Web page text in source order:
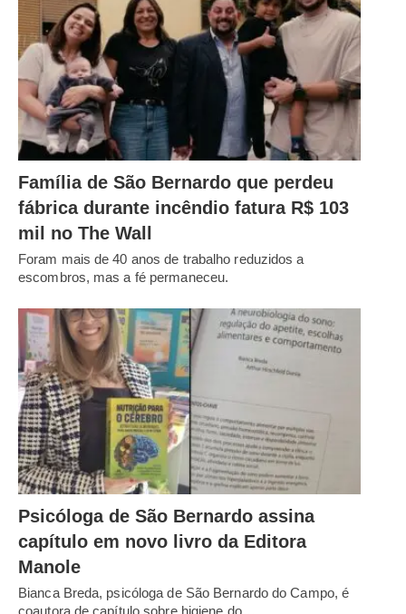
Família de São Bernardo que perdeu
fábrica durante incêndio fatura R$ 103
mil no The Wall
Foram mais de 40 anos de trabalho reduzidos a
escombros, mas a fé permaneceu.
Psicóloga de São Bernardo assina
capítulo em novo livro da Editora
Manole
Bianca Breda, psicóloga de São Bernardo do Campo, é
coautora de capítulo sobre higiene do…